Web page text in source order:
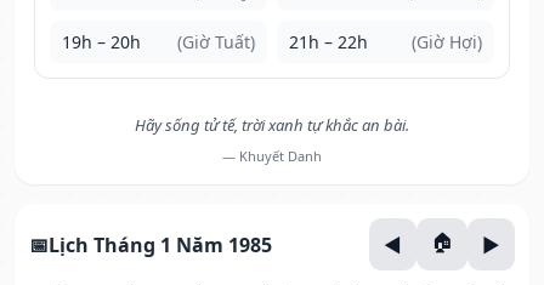
19h – 20h (Giờ Tuất) 21h – 22h (Giờ Hợi)
Hãy sống tử tế, trời xanh tự khắc an bài.
— Khuyết Danh
Lịch Tháng 1 Năm 1985